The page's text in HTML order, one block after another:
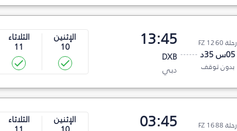
رحلة FZ 1260
05س 35د
بدون توقف
13:45
DXB
دبي
الإثنين
10
الثلاثاء
11
رحلة FZ 1688 03:45
الإثنين
الثلاثاء